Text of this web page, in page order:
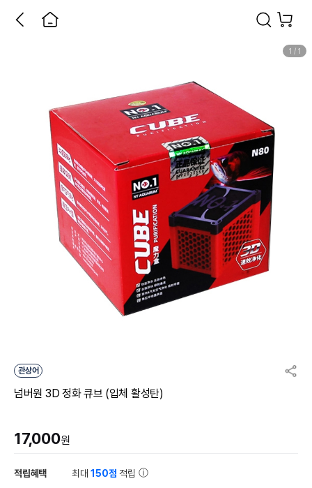
1 / 1
관상어
넘버원 3D 정화 큐브 (입체 활성탄)
17,000원
적립혜택 최대150점 적립